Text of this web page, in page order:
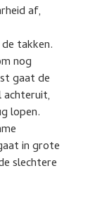
af,
takken.
nog
gaat de
lopen.
in grote
slechtere